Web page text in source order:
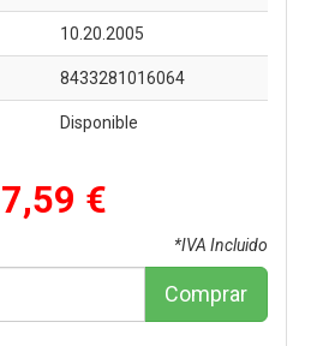
10.20.2005
8433281016064
Disponible
7,59 €
*IVA Incluido
Comprar